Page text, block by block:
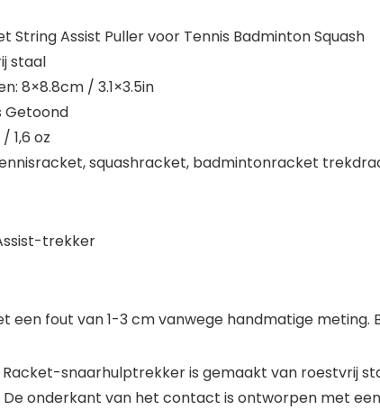
String Assist Puller voor Tennis Badminton Squash
staal
8×8.8cm / 3.1×3.5in
Getoond
1,6 oz
squashracket, badmintonracket
trekker
een fout van 1-3 cm vanwege handmatige meting.
Racket-snaarhulptrekker is gemaakt van roestvrij
De onderkant van het contact is ontworpen met